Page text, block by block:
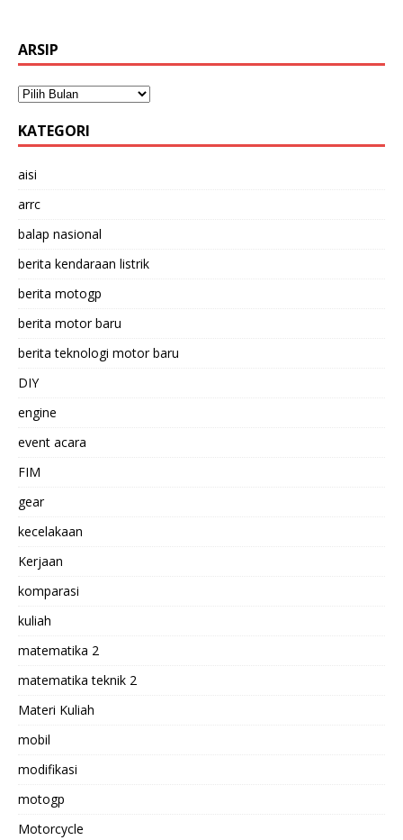
ARSIP
KATEGORI
aisi
arrc
balap nasional
berita kendaraan listrik
berita motogp
berita motor baru
berita teknologi motor baru
DIY
engine
event acara
FIM
gear
kecelakaan
Kerjaan
komparasi
kuliah
matematika 2
matematika teknik 2
Materi Kuliah
mobil
modifikasi
motogp
Motorcycle